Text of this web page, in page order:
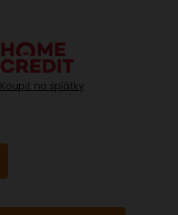
Koupit na splátky